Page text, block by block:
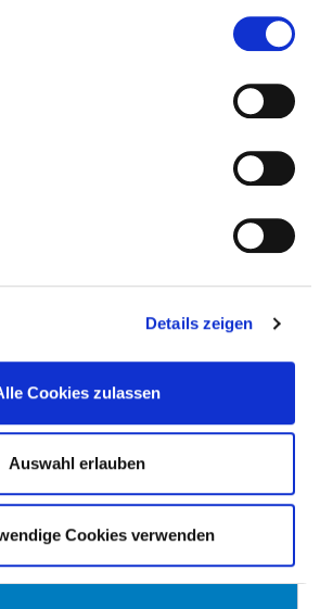
Details zeigen
Cookies zulassen
Auswahl erlauben
Cookies verwenden
(ltd. Oberärztin)
5 G24M 99 G24N 2 J09N 12
AUSSTATTUNG
UND WEITERBILDUNG
LEISTUNGSANGEBOT MIT